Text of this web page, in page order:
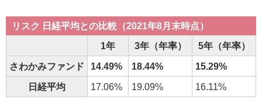
リスク 日経平均との比較（2021年8月末時点）
1年 3年（年率） 5年（年率）
さわかみファンド 14.49% 18.44% 15.29%
日経平均 17.06% 19.09% 16.11%